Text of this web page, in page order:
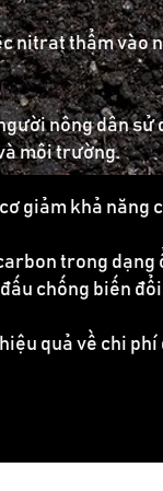
nitrat thẩm vào
nông dân
môi trường.
giảm khả năng
trong
chống biến
quả về chi